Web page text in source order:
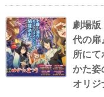
劇場版
代の扉
所に
かた姿
オリジ